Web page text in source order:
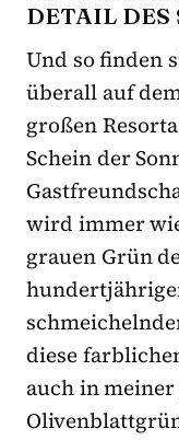
DETAIL DES
Und so finden
überall auf
großen
Schein der
wird immer
grauen Grün
diese
auch in